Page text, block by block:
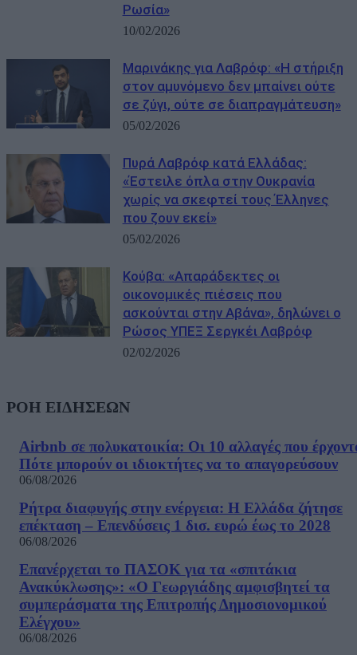
Ρωσία»
10/02/2026
Μαρινάκης για Λαβρόφ: «Η στήριξη
στον αμυνόμενο δεν μπαίνει ούτε
σε ζύγι, ούτε σε διαπραγμάτευση»
05/02/2026
Πυρά Λαβρόφ κατά Ελλάδας:
«Έστειλε όπλα στην Ουκρανία
χωρίς να σκεφτεί τους Έλληνες
που ζουν εκεί»
05/02/2026
Κούβα: «Απαράδεκτες οι
οικονομικές πιέσεις που
ασκούνται στην Αβάνα», δηλώνει ο
Ρώσος ΥΠΕΞ Σεργκέι Λαβρόφ
02/02/2026
ΡΟΗ ΕΙΔΗΣΕΩΝ
Airbnb σε πολυκατοικία: Οι 10 αλλαγές που
Πότε μπορούν οι ιδιοκτήτες να το απαγορεύσουν
06/08/2026
Ρήτρα διαφυγής στην ενέργεια: Η Ελλάδα ζήτησε
επέκταση – Επενδύσεις 1 δισ. ευρώ έως το 2028
06/08/2026
Επανέρχεται το ΠΑΣΟΚ για τα «σπιτάκια
Ανακύκλωσης»: «Ο Γεωργιάδης αμφισβητεί τα
συμπεράσματα της Επιτροπής Δημοσιονομικού
Ελέγχου»
06/08/2026